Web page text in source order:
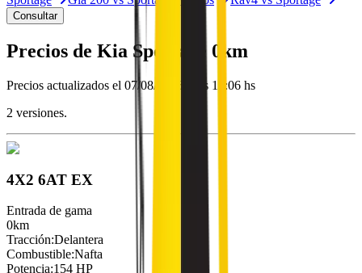
Consultar
Precios de Kia Sportage 0km
Precios actualizados el 07/08/2026 a las 13:06 hs
2 versiones.
4X2 6AT EX
Entrada de gama
0km
Tracción:Delantera
Combustible:Nafta
Potencia:154 HP